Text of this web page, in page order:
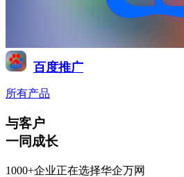
百度推广
所有产品
与客户
一同成长
1000+企业正在选择华企万网